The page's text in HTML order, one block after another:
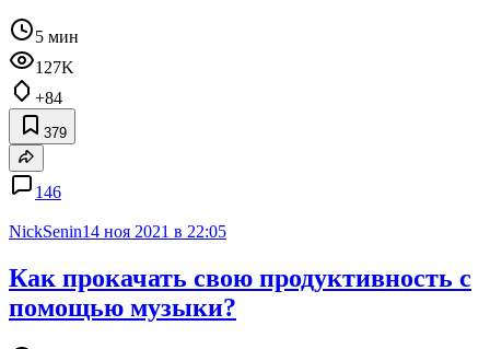
5 мин
127K
+84
379
146
NickSenin14 ноя 2021 в 22:05
Как прокачать свою продуктивность с
помощью музыки?